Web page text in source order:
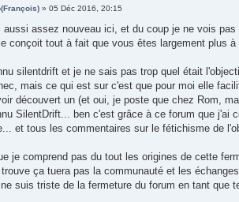
» 05 Déc 2016, 20:15
assez nouveau ici, et du coup je ne vois
conçoit tout à fait que vous êtes largement plus à
silentdrift et je ne sais pas trop quel était
mais ce qui est sur c'est que pour moi elle
découvert un (et oui, je poste que chez Rom,
SilentDrift... ben c'est grâce à ce forum que j'ai
et tous les commentaires sur le fétichisme de
je comprend pas du tout les origines de cette
ça tuera pas la communauté et les
suis triste de la fermeture du forum en tant que